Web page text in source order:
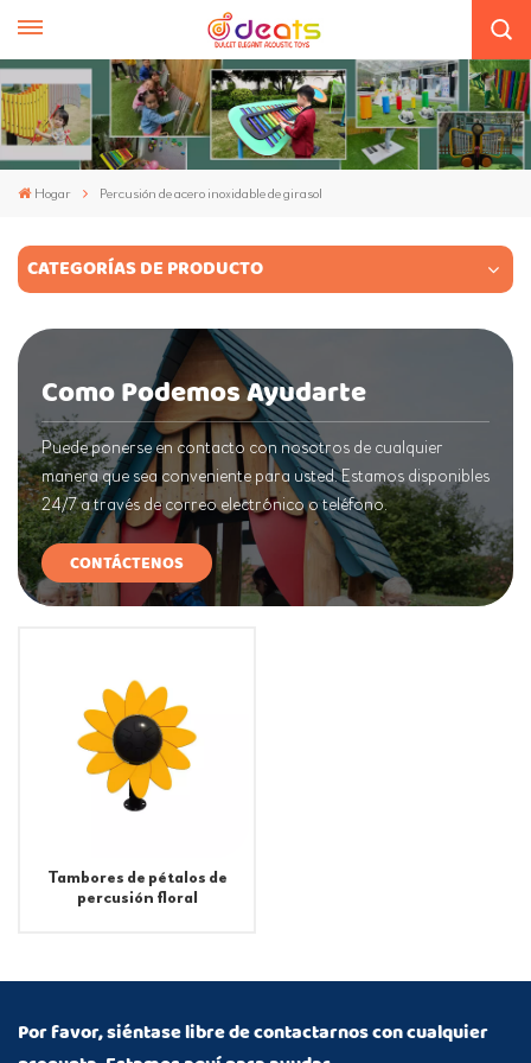
Hogar Percusión de acero inoxidable de girasol
CATEGORÍAS DE PRODUCTO
Como Podemos Ayudarte
Puede ponerse en contacto con nosotros de cualquier
manera que sea conveniente para usted. Estamos disponibles
24/7 a través de correo electrónico o teléfono.
CONTÁCTENOS
Tambores de pétalos de
percusión floral
Por favor, siéntase libre de contactarnos con cualquier